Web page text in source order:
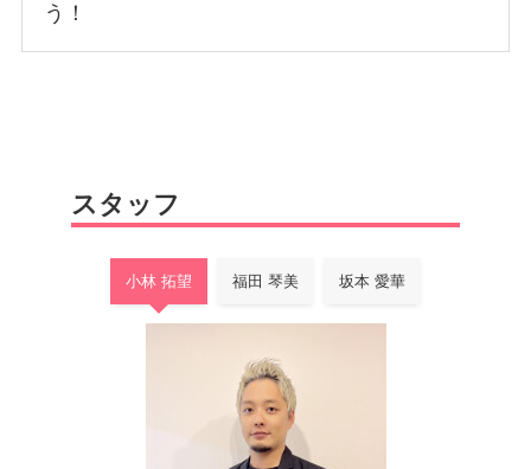
う！
スタッフ
小林 拓望 福田 琴美 坂本 愛華